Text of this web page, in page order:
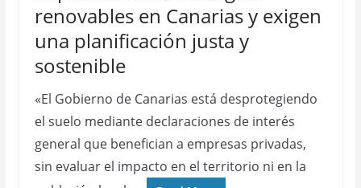
renovables en Canarias y exigen
una planificación justa y
sostenible
«El Gobierno de Canarias está desprotegiendo
el suelo mediante declaraciones de interés
general que benefician a empresas privadas,
sin evaluar el impacto en el territorio ni en la